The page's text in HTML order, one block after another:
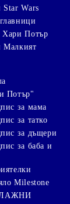
Star Wars
Хари Потър
Малкият
Потър"
за мама
за татко
за дъщери
за баба и
Milestone